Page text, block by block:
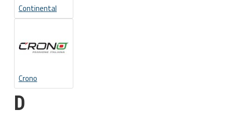
Continental
Crono
D